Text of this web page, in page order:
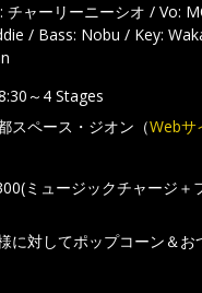
チャーリーニーシオ / Vo:
/ Bass: Nobu / Key:
～4 Stages
スペース・ジオン（Webサ
ミュージックチャージ＋
に対してポップコーン＆お